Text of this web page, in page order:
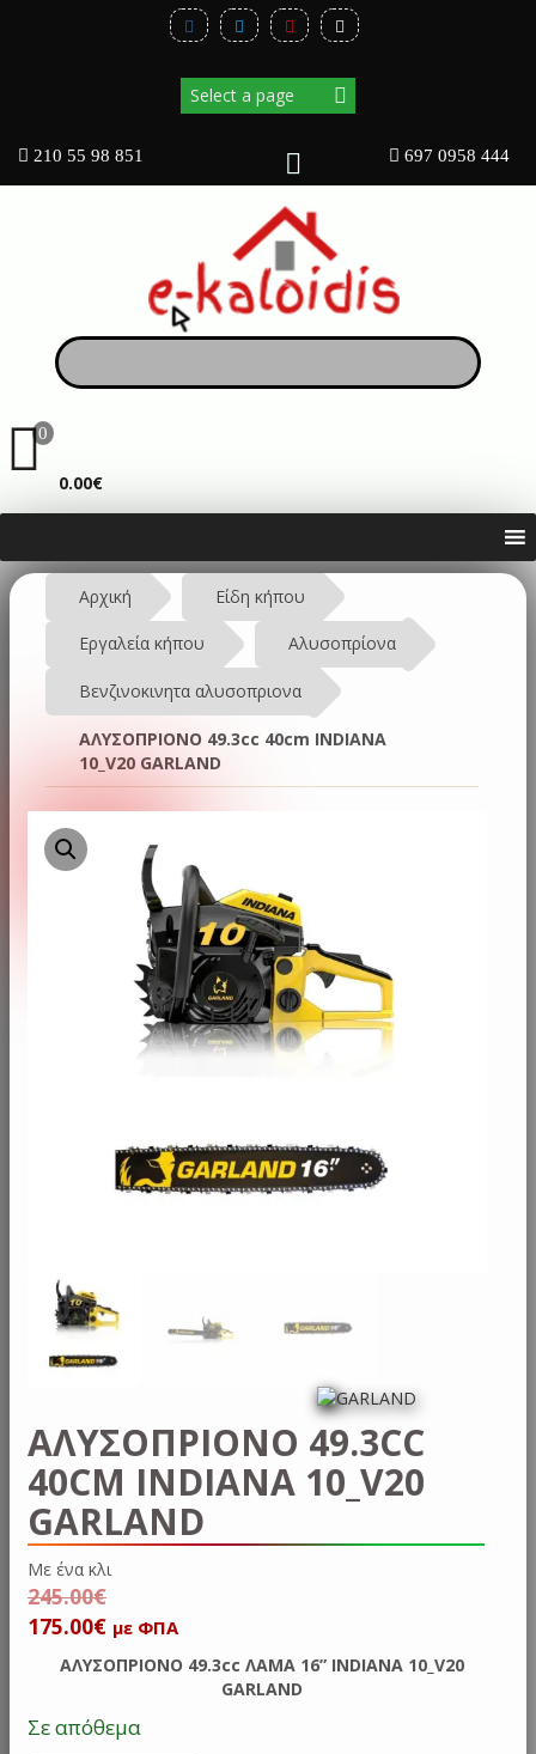
210 55 98 851 697 0958 444
0ΚΑΛΆΘΙ
0.00€
Αρχική Είδη κήπου
Εργαλεία κήπου Αλυσοπρίονα
Βενζινοκινητα αλυσοπριονα
ΑΛΥΣΟΠΡΙΟΝΟ 49.3cc 40cm INDIANA
10_V20 GARLAND
Προσφορά!
ΑΛΥΣΟΠΡΙΟΝΟ 49.3CC
40CM INDIANA 10_V20
GARLAND
Με έ
245.00€
Original
price
245.00€.
175.00€Η
τρέχουσα
175.00€.
με ΦΠΑ
ΑΛΥΣΟΠΡΙΟΝΟ 49.3cc ΛΑΜΑ 16” INDIANA 10_V20
GARLAND
Σε απόθεμα